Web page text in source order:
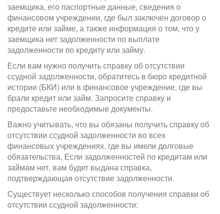
заемщика, его паспортные данные, сведения о
финансовом учреждении, где был заключен договор о
кредите или займе, а также информация о том, что у
заемщика нет задолженности по выплате
задолженности по кредиту или займу.
Если вам нужно получить справку об отсутствии
ссудной задолженности, обратитесь в бюро кредитной
истории (БКИ) или в финансовое учреждение, где вы
брали кредит или займ. Запросите справку и
предоставьте необходимые документы.
Важно учитывать, что вы обязаны получить справку об
отсутствии ссудной задолженности во всех
финансовых учреждениях, где вы имели долговые
обязательства. Если задолженностей по кредитам или
займам нет, вам будет выдана справка,
подтверждающая отсутствие задолженности.
Существует несколько способов получения справки об
отсутствии ссудной задолженности: